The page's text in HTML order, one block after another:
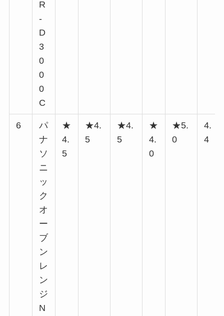
R
-
D
3
0
0
0
C
6
パ
ナ
ソ
ニ
ッ
ク
オ
ー
ブ
ン
レ
ン
ジ
N
★
4.
5
★4.
5
★4.
5
★
4.
0
★5.
0
4.
4